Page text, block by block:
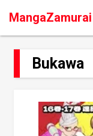
MangaZamurai
Bukawa